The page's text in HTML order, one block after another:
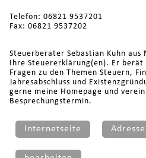
Telefon: 06821 9537201
Fax: 06821 9537202
Steuerberater Sebastian Kuhn
Ihre Steuererklärung(en). Er
Fragen zu den Themen Steuern,
Jahresabschluss und
gerne meine Homepage und
Besprechungstermin.
Internetseite